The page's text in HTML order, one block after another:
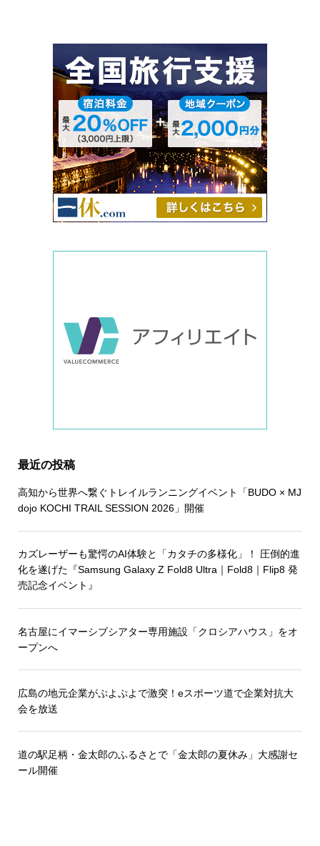
最近の投稿
高知から世界へ繋ぐトレイルランニングイベント「BUDO × MJ
dojo KOCHI TRAIL SESSION 2026」開催
カズレーザーも驚愕のAI体験と「カタチの多様化」！ 圧倒的進
化を遂げた『Samsung Galaxy Z Fold8 Ultra｜Fold8｜Flip8 発
売記念イベント』
名古屋にイマーシブシアター専用施設「クロシアハウス」をオ
ープンへ
広島の地元企業がぷよぷよで激突！eスポーツ道で企業対抗大
会を放送
道の駅足柄・金太郎のふるさとで「金太郎の夏休み」大感謝セ
ール開催